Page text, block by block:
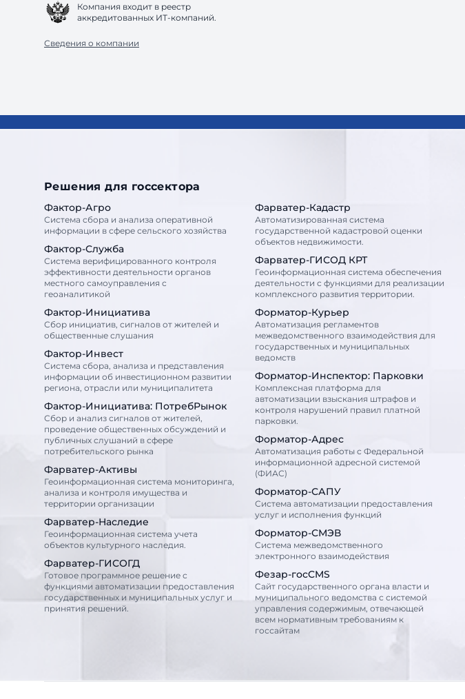
Компания входит в реестр
аккредитованных ИТ-компаний.
Сведения о компании
Решения для госсектора
Фактор-Агро
Система сбора и анализа оперативной
информации в сфере сельского хозяйства
Фактор-Служба
Система верифицированного контроля
эффективности деятельности органов
местного самоуправления с
геоаналитикой
Фактор-Инициатива
Сбор инициатив, сигналов от жителей и
общественные слушания
Фактор-Инвест
Система сбора, анализа и представления
информации об инвестиционном развитии
региона, отрасли или муниципалитета
Фактор-Инициатива: ПотребРынок
Сбор и анализ сигналов от жителей,
проведение общественных обсуждений и
публичных слушаний в сфере
потребительского рынка
Фарватер-Активы
Геоинформационная система мониторинга,
анализа и контроля имущества и
территории организации
Фарватер-Наследие
Геоинформационная система учета
объектов культурного наследия.
Фарватер-ГИСОГД
Готовое программное решение с
функциями автоматизации предоставления
государственных и муниципальных услуг и
принятия решений.
Фарватер-Кадастр
Автоматизированная система
государственной кадастровой оценки
объектов недвижимости.
Фарватер-ГИСОД КРТ
Геоинформационная система обеспечения
деятельности с функциями для реализации
комплексного развития территории.
Форматор-Курьер
Автоматизация регламентов
межведомственного взаимодействия для
государственных и муниципальных
ведомств
Форматор-Инспектор: Парковки
Комплексная платформа для
автоматизации взыскания штрафов и
контроля нарушений правил платной
парковки.
Форматор-Адрес
Автоматизация работы с Федеральной
информационной адресной системой
(ФИАС)
Форматор-САПУ
Система автоматизации предоставления
услуг и исполнения функций
Форматор-СМЭВ
Cистема межведомственного
электронного взаимодействия
Фезар-госCMS
Cайт государственного органа власти и
муниципального ведомства с системой
управления содержимым, отвечающей
всем нормативным требованиям к
госсайтам